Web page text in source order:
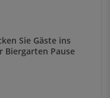
Sie Gäste ins
Biergarten Pause